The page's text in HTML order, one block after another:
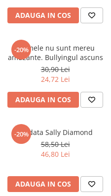
ADAUGA IN COS
-20%
Glumele nu sunt mereu
amuzante. Bullyingul ascuns
30,90 Lei
24,72 Lei
ADAUGA IN COS
-20%
Ciudata Sally Diamond
58,50 Lei
46,80 Lei
ADAUGA IN COS